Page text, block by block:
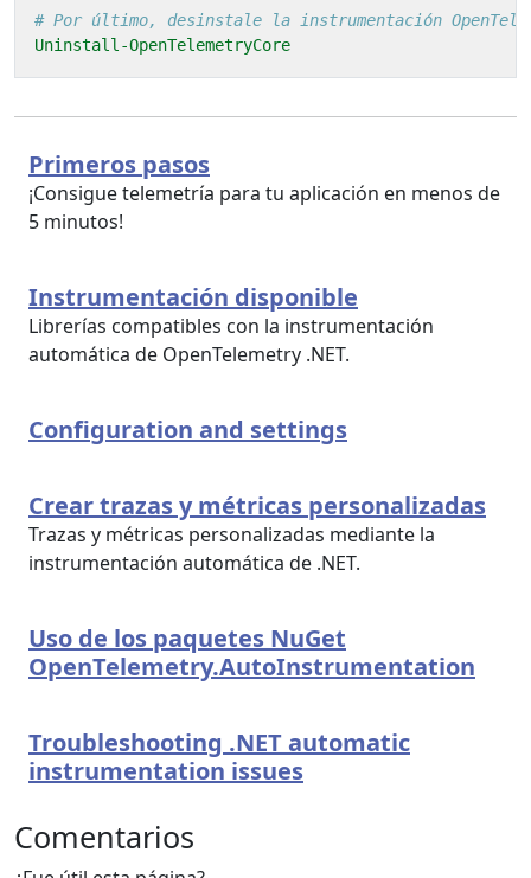
# Por último, desinstale la instrumentación
Uninstall-OpenTelemetryCore
Primeros pasos
¡Consigue telemetría para tu aplicación en menos de
5 minutos!
Instrumentación disponible
Librerías compatibles con la instrumentación
automática de OpenTelemetry .NET.
Configuration and settings
Crear trazas y métricas personalizadas
Trazas y métricas personalizadas mediante la
instrumentación automática de .NET.
Uso de los paquetes NuGet
OpenTelemetry.AutoInstrumentation
Troubleshooting .NET automatic
instrumentation issues
Comentarios